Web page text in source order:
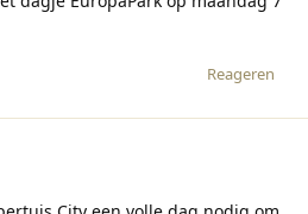
Reageren